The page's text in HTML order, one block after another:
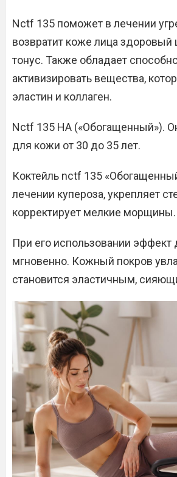
Nctf 135 поможет в лечении
возвратит коже лица здоровый
тонус. Также обладает
активизировать вещества,
эластин и коллаген.
Nctf 135 НА («Обогащенный»).
для кожи от 30 до 35 лет.
Коктейль nctf 135
лечении купероза, укрепляет
корректирует мелкие морщины.
При его использовании эффект
мгновенно. Кожный покров
становится эластичным,